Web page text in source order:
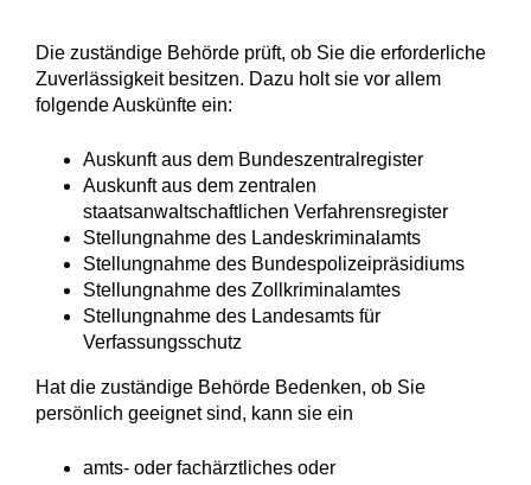
Die zuständige Behörde prüft, ob Sie die erforderliche
Zuverlässigkeit besitzen. Dazu holt sie vor allem
folgende Auskünfte ein:
Auskunft aus dem Bundeszentralregister
Auskunft aus dem zentralen
staatsanwaltschaftlichen Verfahrensregister
Stellungnahme des Landeskriminalamts
Stellungnahme des Bundespolizeipräsidiums
Stellungnahme des Zollkriminalamtes
Stellungnahme des Landesamts für
Verfassungsschutz
Hat die zuständige Behörde Bedenken, ob Sie
persönlich geeignet sind, kann sie ein
amts- oder fachärztliches oder